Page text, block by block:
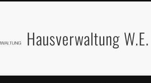
Hausverwaltung